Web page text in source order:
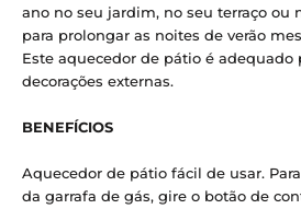
ano no seu jardim, no seu terraço ou
para prolongar as noites de verão
Este aquecedor de pátio é adequado
decorações externas.
BENEFÍCIOS
Aquecedor de pátio fácil de usar.
da garrafa de gás, gire o botão de